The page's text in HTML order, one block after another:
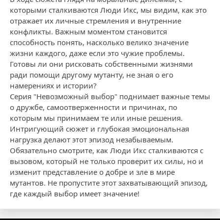
которыми сталкиваются Люди Икс, мы видим, как это
отражает их личные стремления и внутренние
конфликты. Важным моментом становится
способность понять, насколько велико значение
жизни каждого, даже если это чужие проблемы.
Готовы ли они рисковать собственными жизнями
ради помощи другому мутанту, не зная о его
намерениях и истории?
Серия "Невозможный выбор" поднимает важные темы
о дружбе, самоотверженности и причинах, по
которым мы принимаем те или иные решения.
Интригующий сюжет и глубокая эмоциональная
нагрузка делают этот эпизод незабываемым.
Обязательно смотрите, как Люди Икс сталкиваются с
вызовом, который не только проверит их силы, но и
изменит представление о добре и зле в мире
мутантов. Не пропустите этот захватывающий эпизод,
где каждый выбор имеет значение!